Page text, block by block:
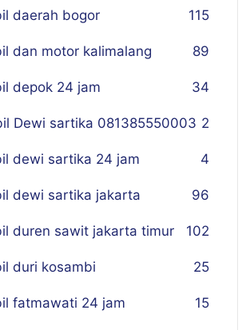
daerah bogor 115
dan motor kalimalang 89
depok 24 jam 34
Dewi sartika 081385550003 2
dewi sartika 24 jam 4
dewi sartika jakarta 96
duren sawit jakarta timur 102
duri kosambi 25
fatmawati 24 jam 15